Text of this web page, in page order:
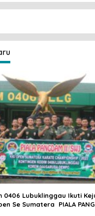
0406 Lubuklinggau Ikuti
Se Sumatera PIALA